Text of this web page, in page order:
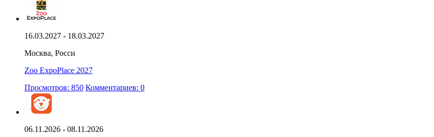
16.03.2027 - 18.03.2027
Москва, Росси
Zoo ExpoPlace 2027
Просмотров: 850 Комментариев: 0
06.11.2026 - 08.11.2026